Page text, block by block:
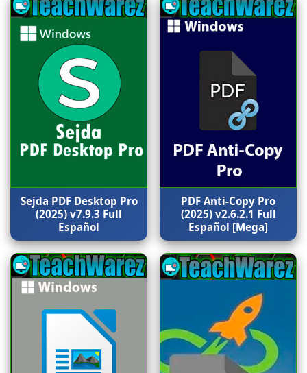
Sejda PDF Desktop Pro
(2025) v7.9.3 Full
Español
PDF Anti-Copy Pro
(2025) v2.6.2.1 Full
Español [Mega]